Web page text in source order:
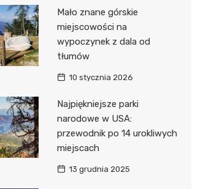
Mało znane górskie
miejscowości na
wypoczynek z dala od
tłumów
10 stycznia 2026
Najpiękniejsze parki
narodowe w USA:
przewodnik po 14 urokliwych
miejscach
13 grudnia 2025